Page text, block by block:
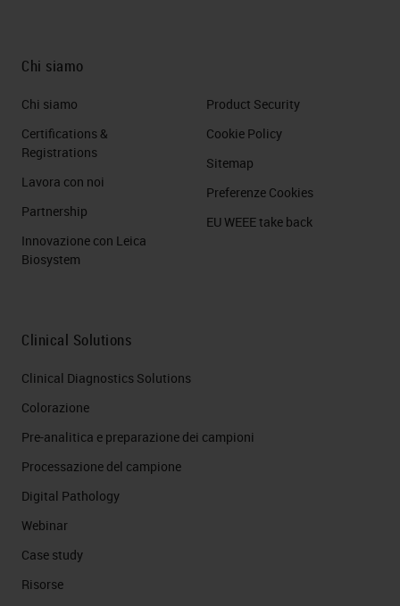
Chi siamo
Chi siamo
Certifications &
Registrations
Lavora con noi
Partnership
Innovazione con Leica
Biosystem
Product Security
Cookie Policy
Sitemap
Preferenze Cookies
EU WEEE take back
Clinical Solutions
Clinical Diagnostics Solutions
Colorazione
Pre-analitica e preparazione dei campioni
Processazione del campione
Digital Pathology
Webinar
Case study
Risorse